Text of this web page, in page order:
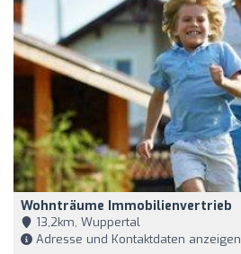
Wohnträume Immobilienvertrieb
13,2km, Wuppertal
Adresse und Kontaktdaten anzeigen